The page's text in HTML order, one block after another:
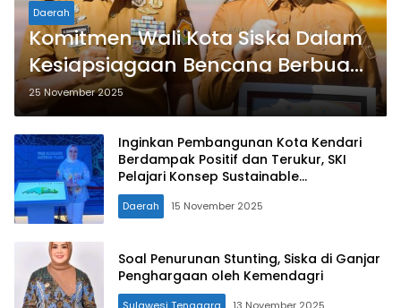
Daerah
Komitmen Wali Kota Siska Dalam
Kesiapsiagaan Bencana Berbuah
Penghargaan dari Gubernur
25 November 2025
Inginkan Pembangunan Kota Kendari
Berdampak Positif dan Terukur, SKI
Pelajari Konsep Sustainable
Development Goals (SDGs) Melalui
Skema PPP
Daerah 15 November 2025
Soal Penurunan Stunting, Siska di Ganjar
Penghargaan oleh Kemendagri
Sulawesi Tenggara 13 November 2025